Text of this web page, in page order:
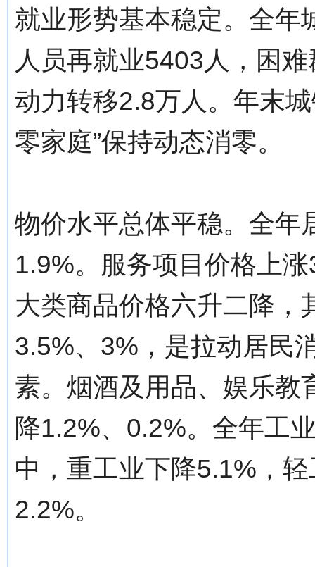
就业形势基本稳定。全年
人员再就业5403人，困
动力转移2.8万人。年末
零家庭”保持动态消零。
物价水平总体平稳。全年
1.9%。服务项目价格上
大类商品价格六升二降，
3.5%、3%，是拉动居民
素。烟酒及用品、娱乐教
降1.2%、0.2%。全年工
中，重工业下降5.1%，
2.2%。